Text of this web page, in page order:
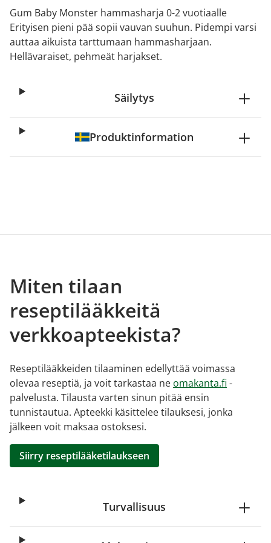
Gum Baby Monster hammasharja 0-2 vuotiaalle
Erityisen pieni pää sopii vauvan suuhun. Pidempi varsi
auttaa aikuista tarttumaan hammasharjaan.
Hellävaraiset, pehmeät harjakset.
Säilytys
Produktinformation
Miten tilaan
reseptilääkkeitä
verkkoapteekista?
Reseptilääkkeiden tilaaminen edellyttää voimassa
olevaa reseptiä, ja voit tarkastaa ne omakanta.fi -
palvelusta. Tilausta varten sinun pitää ensin
tunnistautua. Apteekki käsittelee tilauksesi, jonka
jälkeen voit maksaa ostoksesi.
Siirry reseptilääketilaukseen
Turvallisuus